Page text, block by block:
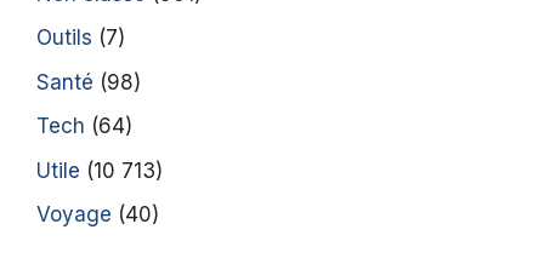
Outils (7)
Santé (98)
Tech (64)
Utile (10 713)
Voyage (40)